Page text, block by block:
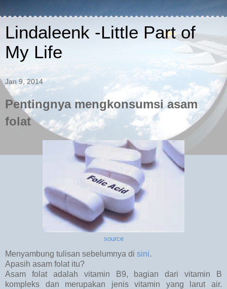
Lindaleenk -Little Part of
My Life
Jan 9, 2014
Pentingnya mengkonsumsi asam
folat
source
Menyambung tulisan sebelumnya di sini.
Apasih asam folat itu?
Asam folat adalah vitamin B9, bagian dari vitamin B
kompleks dan merupakan jenis vitamin yang larut air.